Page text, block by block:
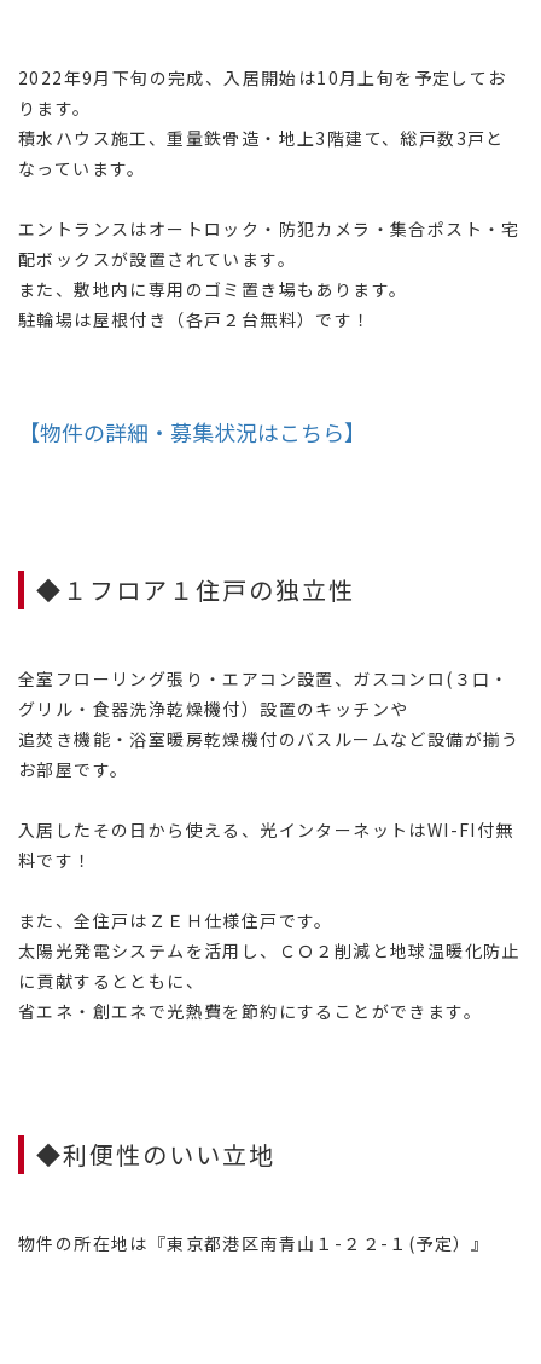
2022年9月下旬の完成、入居開始は10月上旬を予定してお
ります。
積水ハウス施工、重量鉄骨造・地上3階建て、総戸数3戸と
なっています。
エントランスはオートロック・防犯カメラ・集合ポスト・宅
配ボックスが設置されています。
また、敷地内に専用のゴミ置き場もあります。
駐輪場は屋根付き（各戸２台無料）です！
【物件の詳細・募集状況はこちら】
◆１フロア１住戸の独立性
全室フローリング張り・エアコン設置、ガスコンロ(３口・
グリル・食器洗浄乾燥機付）設置のキッチンや
追焚き機能・浴室暖房乾燥機付のバスルームなど設備が揃う
お部屋です。
入居したその日から使える、光インターネットはWI-FI付無
料です！
また、全住戸はＺＥＨ仕様住戸です。
太陽光発電システムを活用し、ＣＯ２削減と地球温暖化防止
に貢献するとともに、
省エネ・創エネで光熱費を節約にすることができます。
◆利便性のいい立地
物件の所在地は『東京都港区南青山１-２２-１(予定）』